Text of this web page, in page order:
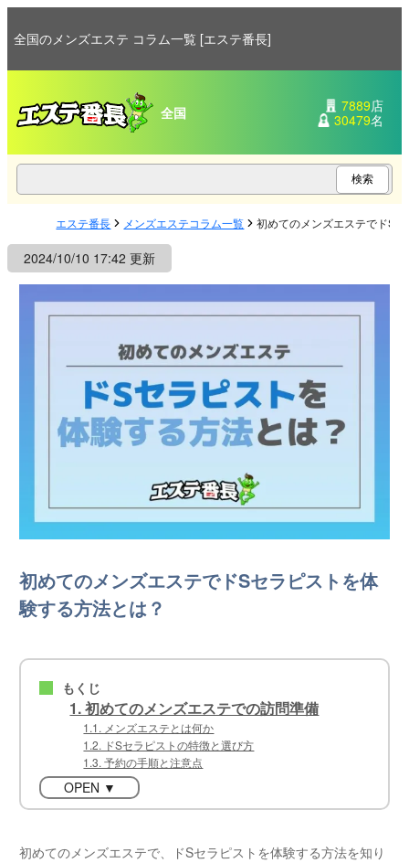
全国のメンズエステ コラム一覧 [エステ番長]
全国 7889店
30479名
エステ番長 メンズエステコラム一覧 初めてのメンズエステでドS
2024/10/10 17:42 更新
初めてのメンズエステでドSセラピストを体
験する方法とは？
■ もくじ
1. 初めてのメンズエステでの訪問準備
1.1. メンズエステとは何か
1.2. ドSセラピストの特徴と選び方
1.3. 予約の手順と注意点
OPEN ▼
初めてのメンズエステで、ドSセラピストを体験する方法を知り